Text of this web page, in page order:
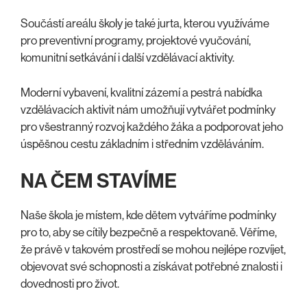
Součástí areálu školy je také jurta, kterou využíváme
pro preventivní programy, projektové vyučování,
komunitní setkávání i další vzdělávací aktivity.
Moderní vybavení, kvalitní zázemí a pestrá nabídka
vzdělávacích aktivit nám umožňují vytvářet podmínky
pro všestranný rozvoj každého žáka a podporovat jeho
úspěšnou cestu základním i středním vzděláváním.
NA ČEM STAVÍME
Naše škola je místem, kde dětem vytváříme podmínky
pro to, aby se cítily bezpečně a respektovaně. Věříme,
že právě v takovém prostředí se mohou nejlépe rozvíjet,
objevovat své schopnosti a získávat potřebné znalosti i
dovednosti pro život.